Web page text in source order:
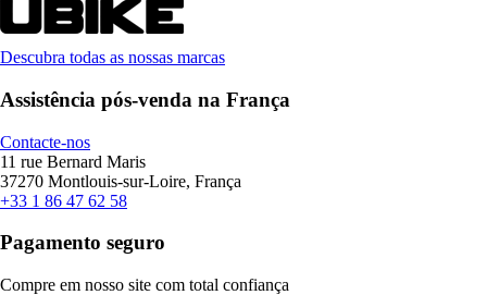
Descubra todas as nossas marcas
Assistência pós-venda na França
Contacte-nos
11 rue Bernard Maris
37270 Montlouis-sur-Loire, França
+33 1 86 47 62 58
Pagamento seguro
Compre em nosso site com total confiança